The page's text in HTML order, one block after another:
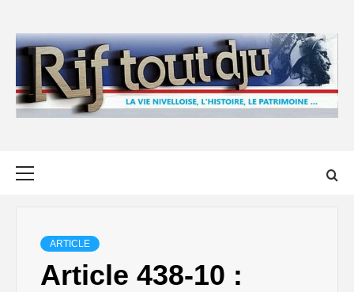
content
ARTICLE
Article 438-10 :